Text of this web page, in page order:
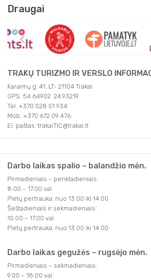
Draugai
TRAKŲ TURIZMO IR VERSLO
Karaimų g. 41, LT- 21104 Trakai
GPS: 54.64902 24.93219
Tel. +370 528 51 934
Mob. +370 672 09 476
El. paštas: trakaiTIC@trakai.lt
Darbo laikas spalio – balandžio mėn.
Pirmadieniais – penktadieniais:
8.00 – 17.00 val.
Pietų pertrauka: nuo 13.00 iki 14.00
Šeštadieniais ir sekmadieniais:
10.00 – 17.00 val.
Pietų pertrauka: nuo 13.00 iki 14.00
Darbo laikas gegužės – rugsėjo mėn.
Pirmadieniais – sekmadieniais:
9.00 – 18.00 val.